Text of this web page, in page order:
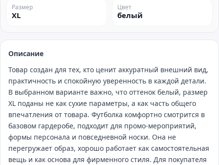
Размер
XL
Цвет
белый
Описание
Товар создан для тех, кто ценит аккуратный внешний вид,
практичность и спокойную уверенность в каждой детали.
В выбранном варианте важно, что оттенок белый, размер
XL поданы не как сухие параметры, а как часть общего
впечатления от товара. Футболка комфортно смотрится в
базовом гардеробе, подходит для промо‑мероприятий,
формы персонала и повседневной носки. Она не
перегружает образ, хорошо работает как самостоятельная
вещь и как основа для фирменного стиля. Для покупателя